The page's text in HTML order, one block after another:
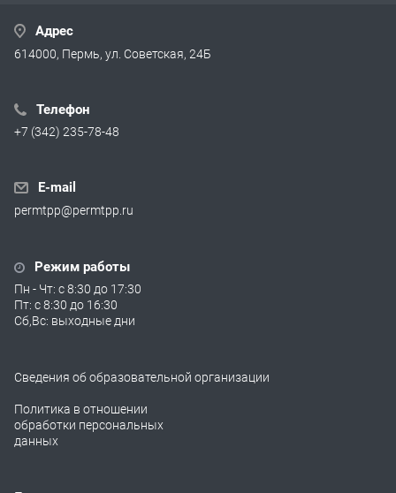
Адрес
614000, Пермь, ул. Советская, 24Б
Телефон
+7 (342) 235-78-48
E-mail
permtpp@permtpp.ru
Режим работы
Пн - Чт: с 8:30 до 17:30
Пт: с 8:30 до 16:30
Сб,Вс: выходные дни
Сведения об образовательной организации
Политика в отношении
обработки персональных
данных